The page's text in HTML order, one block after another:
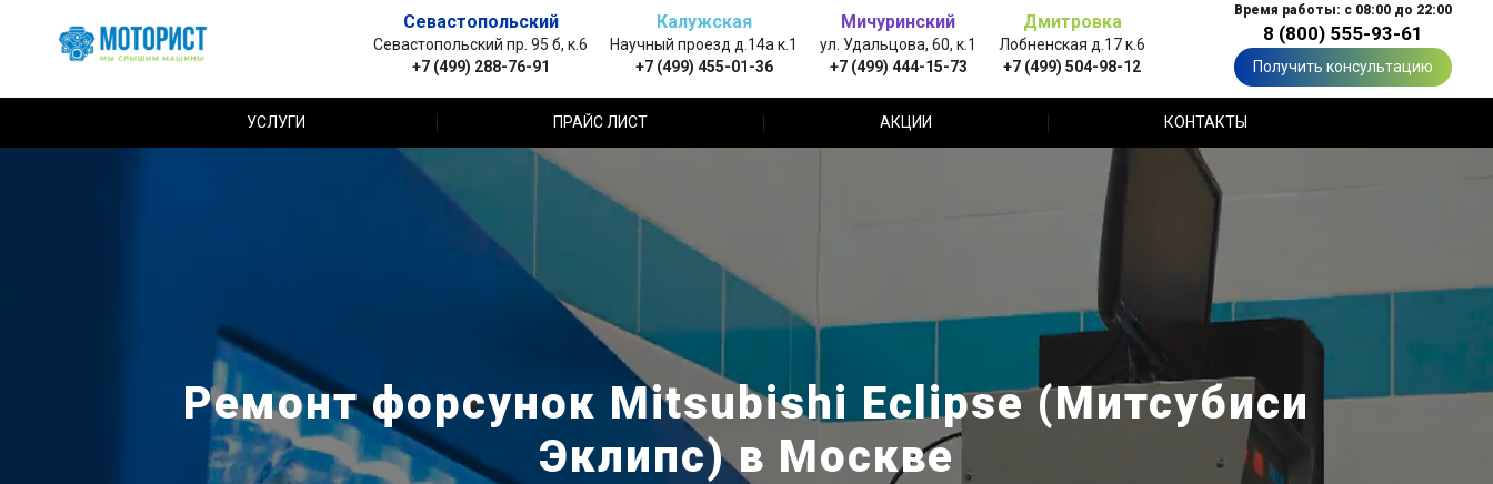
Севастопольский
Севастопольский пр. 95 б, к.6
+7 (499) 288-76-91
Калужская
Научный проезд д.14а к.1
+7 (499) 455-01-36
Мичуринский
ул. Удальцова, 60, к.1
+7 (499) 444-15-73
Дмитровка
Лобненская д.17 к.6
+7 (499) 504-98-12
Время работы: с 08:00 до 22:00
8 (800) 555-93-61
Получить консультацию
УСЛУГИ ПРАЙС ЛИСТ АКЦИИ КОНТАКТЫ
Ремонт форсунок Mitsubishi Eclipse (Митсубиси
Эклипс) в Москве